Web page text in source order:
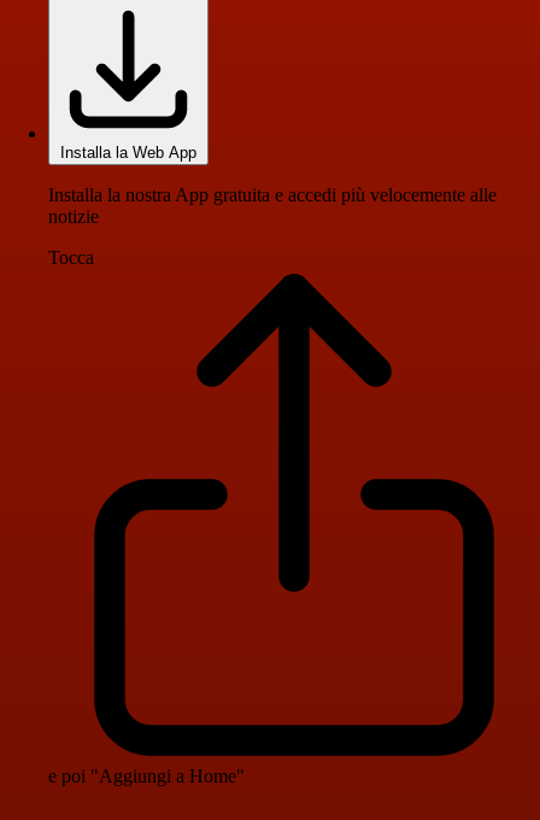
Installa la Web App
Installa la nostra App gratuita e accedi più velocemente alle
notizie
Tocca
e poi "Aggiungi a Home"